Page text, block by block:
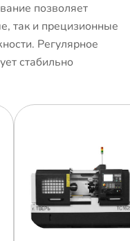
позволяет
так и прецизионные
Регулярное
стабильно